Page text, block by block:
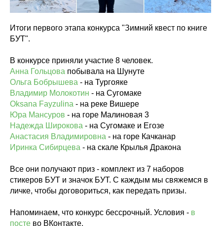
Итоги первого этапа конкурса "Зимний квест по книге
БУТ".
В конкурсе приняли участие 8 человек.
Анна Гольцова побывала на Шунуте
Ольга Бобрышева - на Тургояке
Владимир Молокотин - на Сугомаке
Oksana Fayzulina - на реке Вишере
Юра Мансуров - на горе Малиновая 3
Надежда Широкова - на Сугомаке и Егозе
Анастасия Владимировна - на горе Качканар
Иринка Сибирцева - на скале Крылья Дракона
Все они получают приз - комплект из 7 наборов
стикеров БУТ и значок БУТ. С каждым мы свяжемся в
личке, чтобы договориться, как передать призы.
Напоминаем, что конкурс бессрочный. Условия - в
посте во ВКонтакте.